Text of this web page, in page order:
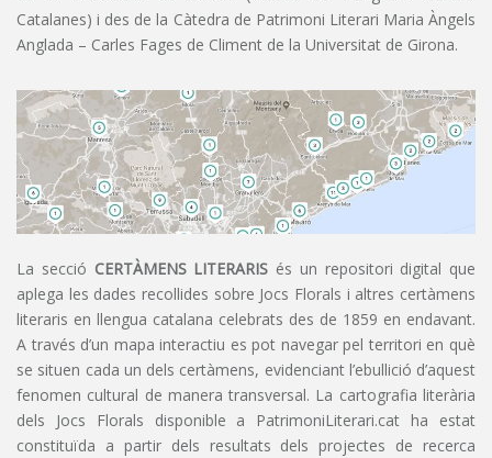
Catalanes) i des de la Càtedra de Patrimoni Literari Maria Àngels
Anglada – Carles Fages de Climent de la Universitat de Girona.
La secció CERTÀMENS LITERARIS és un repositori digital que
aplega les dades recollides sobre Jocs Florals i altres certàmens
literaris en llengua catalana celebrats des de 1859 en endavant.
A través d’un mapa interactiu es pot navegar pel territori en què
se situen cada un dels certàmens, evidenciant l’ebullició d’aquest
fenomen cultural de manera transversal. La cartografia literària
dels Jocs Florals disponible a PatrimoniLiterari.cat ha estat
constituïda a partir dels resultats dels projectes de recerca